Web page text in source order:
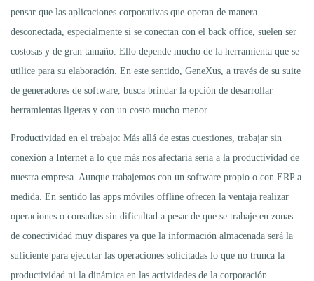
pensar que las aplicaciones corporativas que operan de manera
desconectada, especialmente si se conectan con el back office, suelen ser
costosas y de gran tamaño. Ello depende mucho de la herramienta que se
utilice para su elaboración. En este sentido, GeneXus, a través de su suite
de generadores de software, busca brindar la opción de desarrollar
herramientas ligeras y con un costo mucho menor.
Productividad en el trabajo: Más allá de estas cuestiones, trabajar sin
conexión a Internet a lo que más nos afectaría sería a la productividad de
nuestra empresa. Aunque trabajemos con un software propio o con ERP a
medida. En sentido las apps móviles offline ofrecen la ventaja realizar
operaciones o consultas sin dificultad a pesar de que se trabaje en zonas
de conectividad muy dispares ya que la información almacenada será la
suficiente para ejecutar las operaciones solicitadas lo que no trunca la
productividad ni la dinámica en las actividades de la corporación.